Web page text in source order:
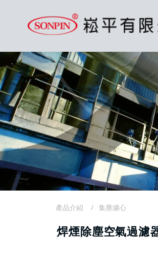
焊煙除塵空氣過濾
產品介紹 集塵濾心